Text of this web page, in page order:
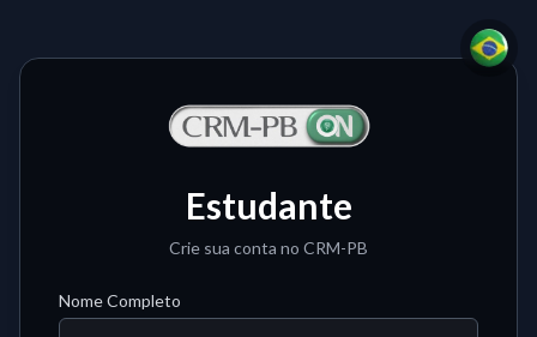
Estudante
Crie sua conta no CRM-PB
Nome Completo